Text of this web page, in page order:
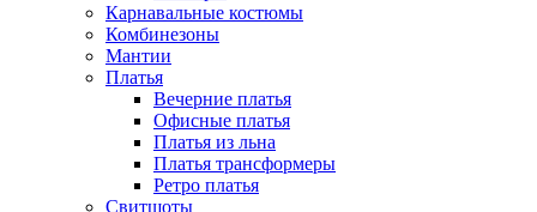
Карнавальные костюмы
Комбинезоны
Мантии
Платья
Вечерние платья
Офисные платья
Платья из льна
Платья трансформеры
Ретро платья
Свитшоты